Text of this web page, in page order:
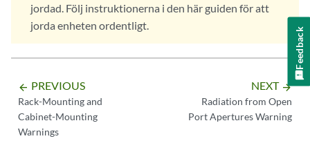
jordad. Följ instruktionerna i den här guiden för att
jorda enheten ordentligt.
arrow_backward PREVIOUS
Rack-Mounting and
Cabinet-Mounting
Warnings
NEXT arrow_forward
Radiation from Open
Port Apertures Warning
Feedback